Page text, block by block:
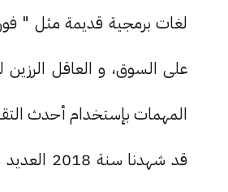
لغات برمجية قديمة مثل "
على السوق، و العاقل
المهمات بإستخدام أحدث
قد